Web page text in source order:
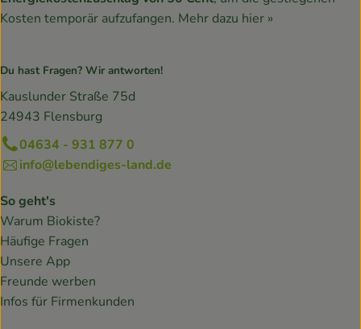
Kosten temporär aufzufangen. Mehr dazu hier »
Du hast Fragen? Wir antworten!
Kauslunder Straße 75d
24943 Flensburg
04634 - 931 877 0
info@lebendiges-land.de
So geht's
Warum Biokiste?
Häufige Fragen
Unsere App
Freunde werben
Infos für Firmenkunden